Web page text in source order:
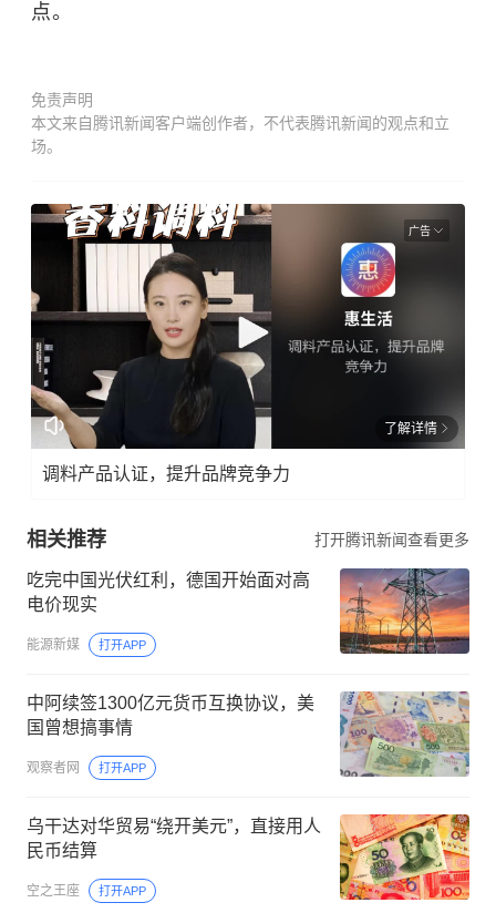
点。
免责声明
本文来自腾讯新闻客户端创作者，不代表腾讯新闻的观点和立
场。
广告
了解详情
调料产品认证，提升品牌竞争力
相关推荐 打开腾讯新闻查看更多
吃完中国光伏红利，德国开始面对高
电价现实
能源新媒 打开APP
中阿续签1300亿元货币互换协议，美
国曾想搞事情
观察者网 打开APP
乌干达对华贸易“绕开美元”，直接用人
民币结算
空之王座 打开APP